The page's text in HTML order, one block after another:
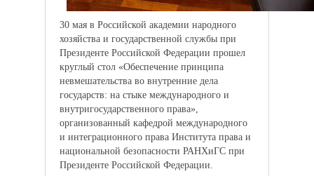
30 мая в Российской академии народного
хозяйства и государственной службы при
Президенте Российской Федерации прошел
круглый стол «Обеспечение принципа
невмешательства во внутренние дела
государств: на стыке международного и
внутригосударственного права»,
организованный кафедрой международного
и интеграционного права Института права и
национальной безопасности РАНХиГС при
Президенте Российской Федерации.